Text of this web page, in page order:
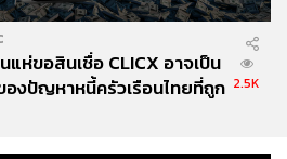
ห่ขอสินเชื่อ CLICX อาจเป็น
องปัญหาหนี้ครัวเรือนไทยที่ถูก 2.5K